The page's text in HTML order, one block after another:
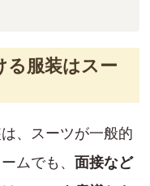
る服装はスー
、スーツが一般的
ムでも、 面接など